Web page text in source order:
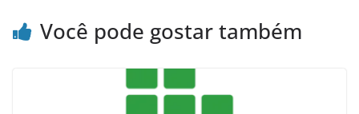
Você pode gostar também